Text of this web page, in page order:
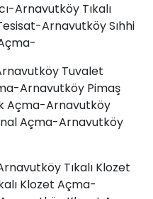
Arnavutköy Tıkalı
Arnavutköy Sıhhi
Tuvalet
-Arnavutköy Pimaş
Açma-Arnavutköy
Açma-Arnavutköy
Tıkalı Klozet
Klozet Açma-